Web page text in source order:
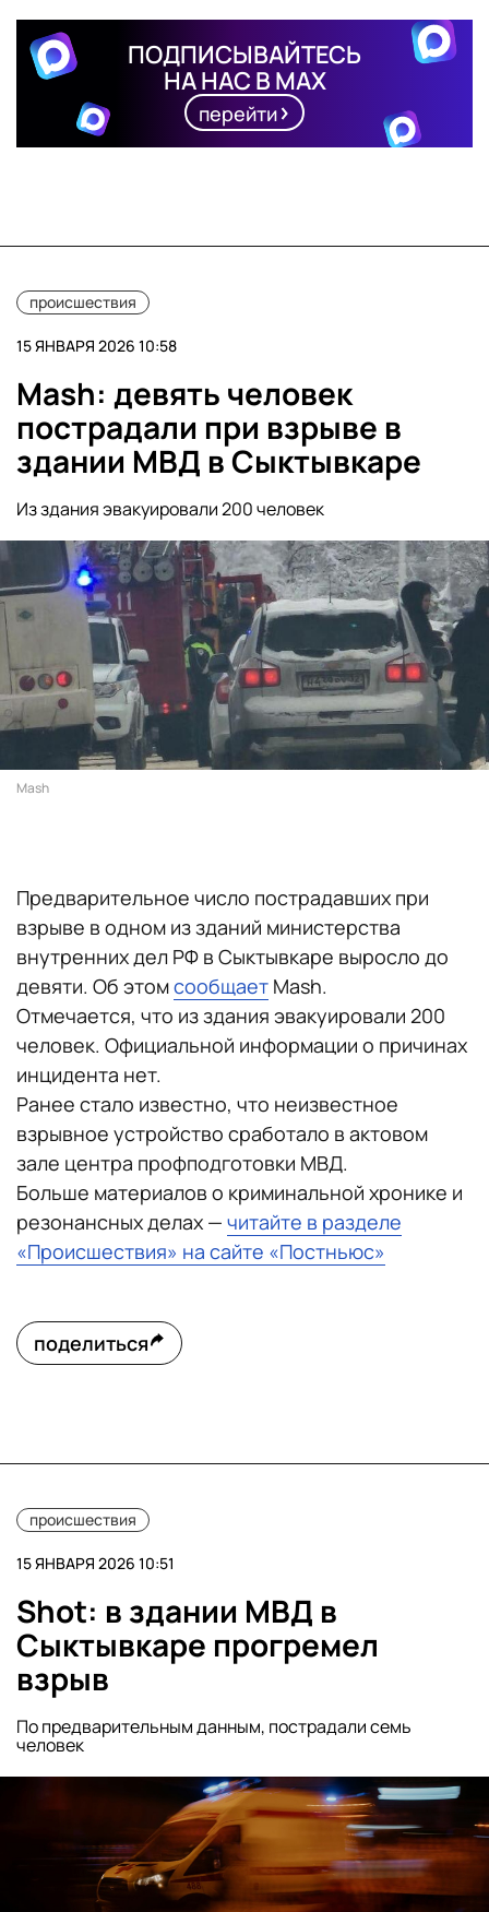
ПОДПИСЫВАЙТЕСЬ
НА НАС В MAX
перейти
происшествия
15 ЯНВАРЯ 2026 10:58
Mash: девять человек
пострадали при взрыве в
здании МВД в Сыктывкаре
Из здания эвакуировали 200 человек
Mash
Предварительное число пострадавших при
взрыве в одном из зданий министерства
внутренних дел РФ в Сыктывкаре выросло до
девяти. Об этомсообщает Mash.
Отмечается, что из здания эвакуировали 200
человек. Официальной информации о причинах
инцидента нет.
Ранее стало известно, что неизвестное
взрывное устройство сработало в актовом
зале центра профподготовки МВД.
Больше материалов о криминальной хронике и
резонансных делах — читайте в разделе
«Происшествия» на сайте «Постньюс»
поделиться
происшествия
15 ЯНВАРЯ 2026 10:51
Shot: в здании МВД в
Сыктывкаре прогремел
взрыв
По предварительным данным, пострадали семь
человек